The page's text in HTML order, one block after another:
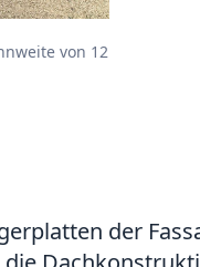
von 12
der